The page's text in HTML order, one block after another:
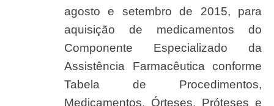
agosto e setembro de 2015, para
aquisição de medicamentos do
Componente Especializado da
Assistência Farmacêutica conforme
Tabela de Procedimentos,
Medicamentos, Órteses, Próteses e